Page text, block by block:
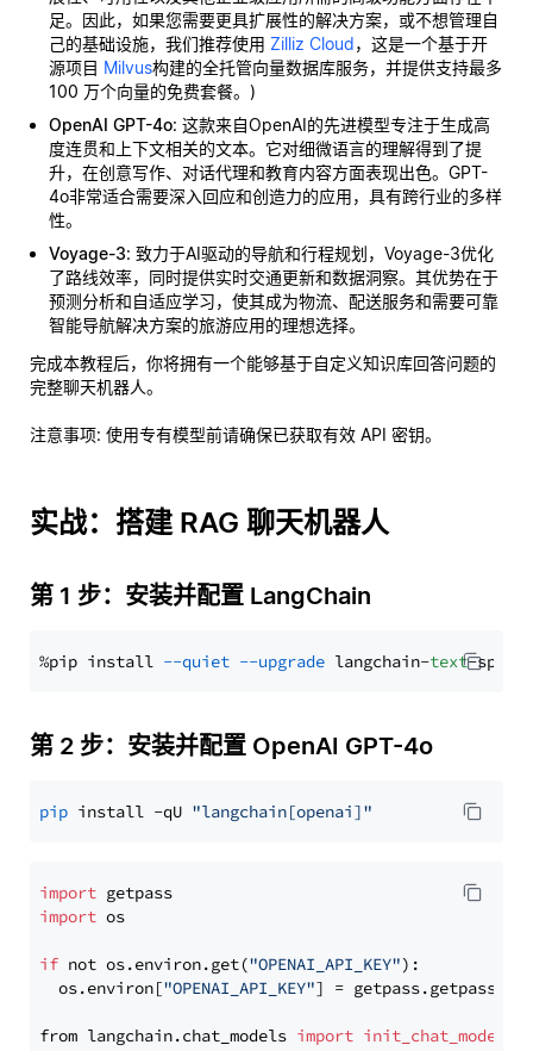
足。因此，如果您需要更具扩展性的解决方案，或不想管理自
己的基础设施，我们推荐使用 Zilliz Cloud，这是一个基于开
源项目 Milvus构建的全托管向量数据库服务，并提供支持最多
100 万个向量的免费套餐。)
OpenAI GPT-4o: 这款来自OpenAI的先进模型专注于生成高
度连贯和上下文相关的文本。它对细微语言的理解得到了提
升，在创意写作、对话代理和教育内容方面表现出色。GPT-
4o非常适合需要深入回应和创造力的应用，具有跨行业的多样
性。
Voyage-3: 致力于AI驱动的导航和行程规划，Voyage-3优化
了路线效率，同时提供实时交通更新和数据洞察。其优势在于
预测分析和自适应学习，使其成为物流、配送服务和需要可靠
智能导航解决方案的旅游应用的理想选择。
完成本教程后，你将拥有一个能够基于自定义知识库回答问题的
完整聊天机器人。
注意事项: 使用专有模型前请确保已获取有效 API 密钥。
实战：搭建 RAG 聊天机器人
第 1 步：安装并配置 LangChain
%pip install --quiet --upgrade langchain-text
第 2 步：安装并配置 OpenAI GPT-4o
pip install -qU "langchain[openai]"
import
import os
if not os.environ.get("OPENAI_API_KEY"):
  os.environ[
"OPENAI_API_KEY"] = getpass.getpass(
from langchain.chat_models import init_chat_model